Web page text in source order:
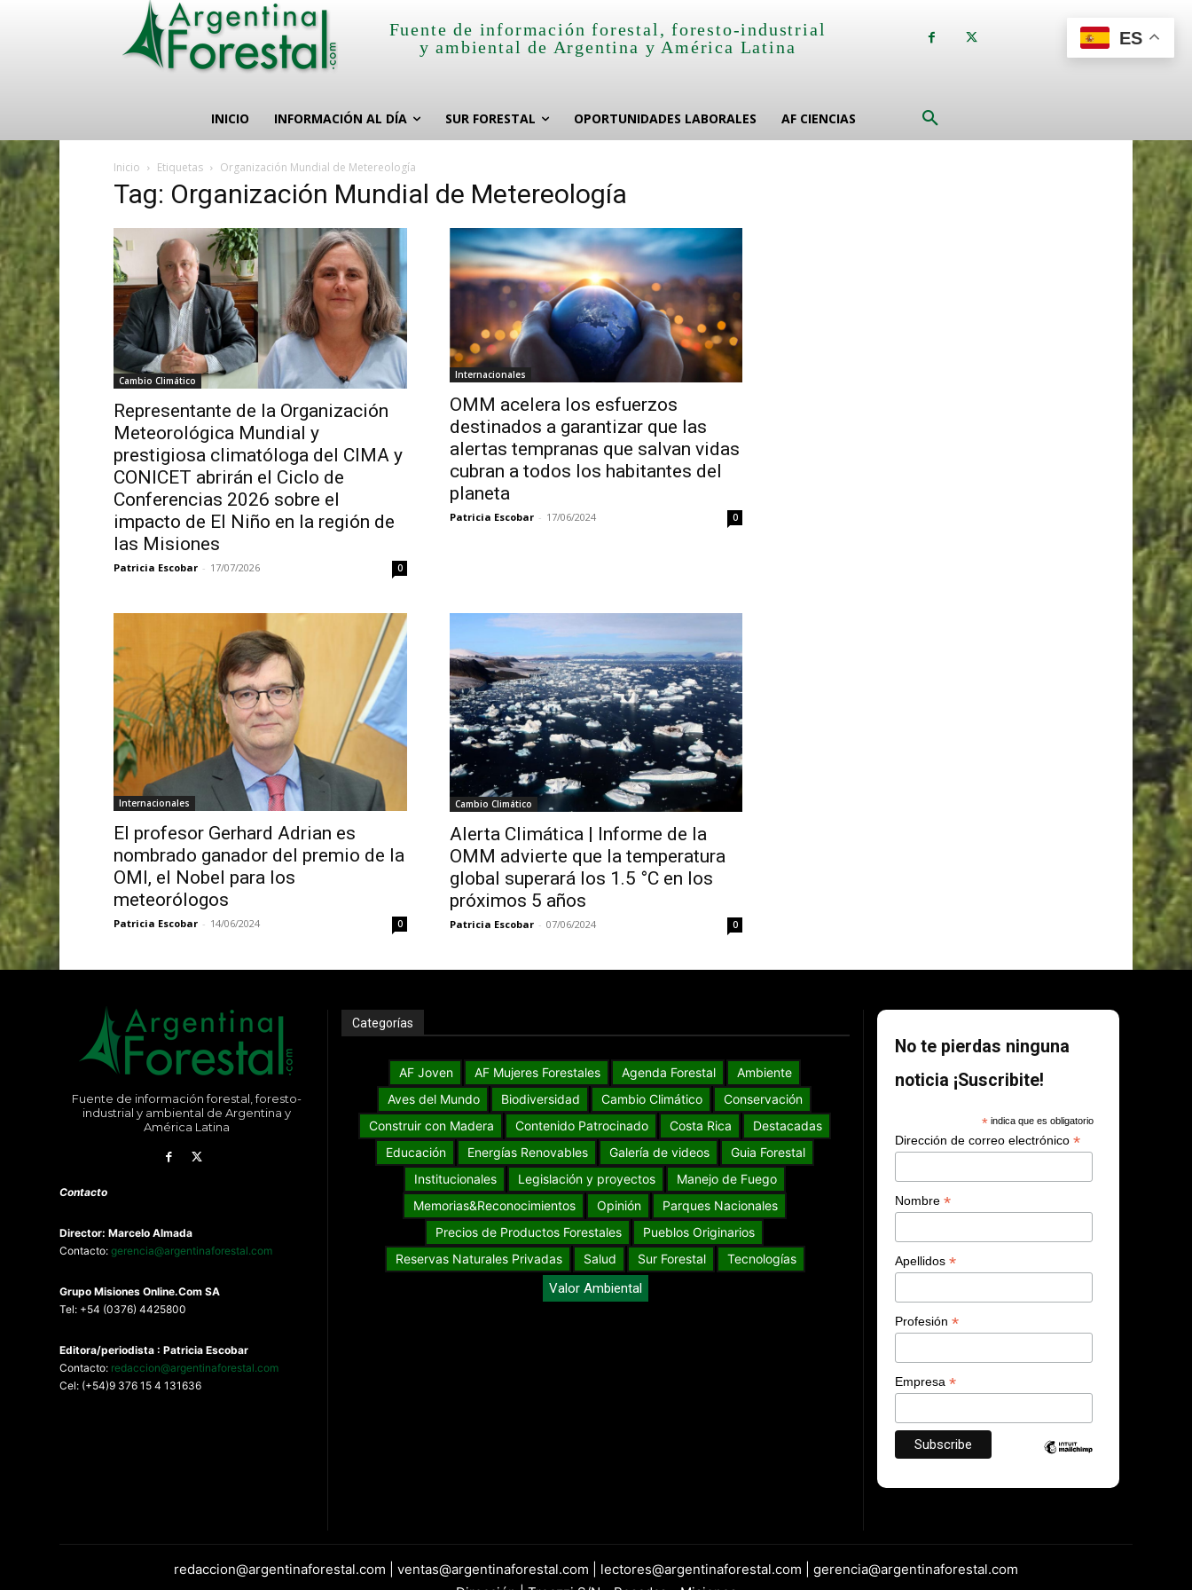
Fuente de información forestal, foresto-industrial
y ambiental de Argentina y América Latina
INICIO INFORMACIÓN AL DÍA SUR FORESTAL OPORTUNIDADES LABORALES AF CIENCIAS
Inicio Etiquetas Organización Mundial de Metereología
Tag: Organización Mundial de Metereología
Cambio Climático
Representante de la Organización
Meteorológica Mundial y
prestigiosa climatóloga del CIMA y
CONICET abrirán el Ciclo de
Conferencias 2026 sobre el
impacto de El Niño en la región de
las Misiones
Patricia Escobar - 17/07/2026 0
Internacionales
OMM acelera los esfuerzos
destinados a garantizar que las
alertas tempranas que salvan vidas
cubran a todos los habitantes del
planeta
Patricia Escobar - 17/06/2024 0
Internacionales
El profesor Gerhard Adrian es
nombrado ganador del premio de la
OMI, el Nobel para los
meteorólogos
Patricia Escobar - 14/06/2024 0
Cambio Climático
Alerta Climática | Informe de la
OMM advierte que la temperatura
global superará los 1.5 °C en los
próximos 5 años
Patricia Escobar - 07/06/2024 0
Fuente de información forestal, foresto-
industrial y ambiental de Argentina y
América Latina
Contacto
Director: Marcelo Almada
Contacto: gerencia@argentinaforestal.com
Grupo MisionesOnline.Com SA
Tel: +54 (0376) 4425800
Editora/periodista : Patricia Escobar
Contacto: redaccion@argentinaforestal.com
Cel: (+54)9 376 15 4 131636
Categorías
AF Joven AF Mujeres Forestales Agenda Forestal
Ambiente
Aves del Mundo
Biodiversidad Cambio Climático
Conservación
Construir con Madera
Contenido Patrocinado Costa Rica
Destacadas
Educación
Energías Renovables Galería de videos
Guia Forestal
Institucionales
Legislación y proyectos
Manejo de Fuego
Memorias&Reconocimientos
Opinión
Parques Nacionales
Precios de Productos Forestales
Pueblos Originarios
Reservas Naturales Privadas
Salud Sur Forestal Tecnologías
Valor Ambiental
No te pierdas ninguna
noticia ¡Suscribite!
*indica que es obligatorio
Dirección de correo electrónico*
Nombre*
Apellidos*
Profesión*
Empresa*
redaccion@argentinaforestal.com | ventas@argentinaforestal.com | lectores@argentinaforestal.com | gerencia@argentinaforestal.com
ES